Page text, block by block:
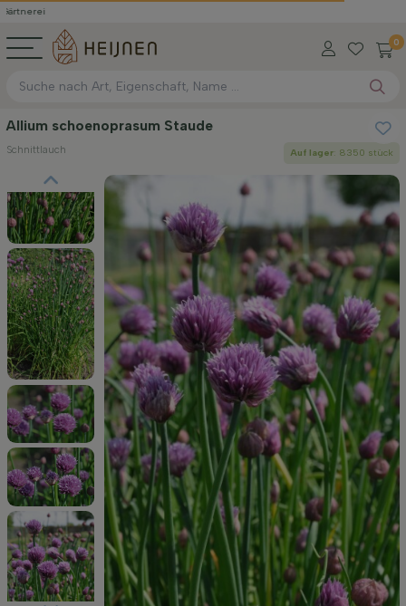
0
Allium schoenoprasum Staude
Schnittlauch Auf lager: 8350 stück